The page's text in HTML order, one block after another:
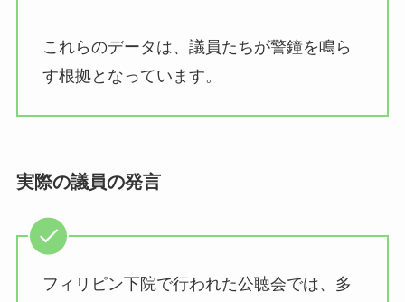
これらのデータは、議員たちが警鐘を鳴ら
す根拠となっています。
実際の議員の発言
フィリピン下院で行われた公聴会では、多